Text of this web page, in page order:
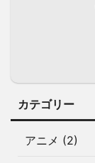
カテゴリー
アニメ (2)